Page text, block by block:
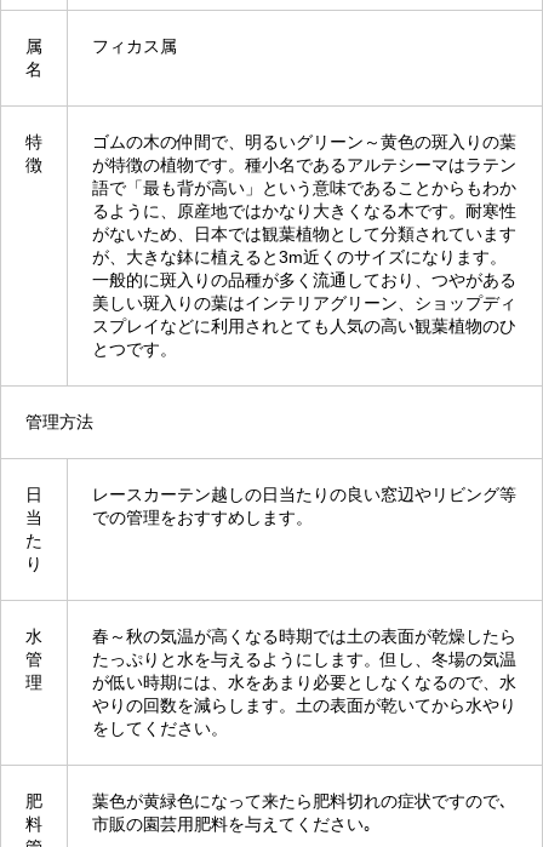
属
名
フィカス属
特
徴
ゴムの木の仲間で、明るいグリーン～黄色の斑入りの葉
が特徴の植物です。種小名であるアルテシーマはラテン
語で「最も背が高い」という意味であることからもわか
るように、原産地ではかなり大きくなる木です。耐寒性
がないため、日本では観葉植物として分類されています
が、大きな鉢に植えると3m近くのサイズになります。
一般的に斑入りの品種が多く流通しており、つやがある
美しい斑入りの葉はインテリアグリーン、ショップディ
スプレイなどに利用されとても人気の高い観葉植物のひ
とつです。
管理方法
日
当
た
り
レースカーテン越しの日当たりの良い窓辺やリビング等
での管理をおすすめします。
水
管
理
春～秋の気温が高くなる時期では土の表面が乾燥したら
たっぷりと水を与えるようにします。但し、冬場の気温
が低い時期には、水をあまり必要としなくなるので、水
やりの回数を減らします。土の表面が乾いてから水やり
をしてください。
肥
料
葉色が黄緑色になって来たら肥料切れの症状ですので､
市販の園芸用肥料を与えてください｡